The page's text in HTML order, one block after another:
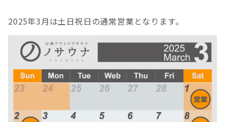
2025年3月は土日祝日の通常営業となります。